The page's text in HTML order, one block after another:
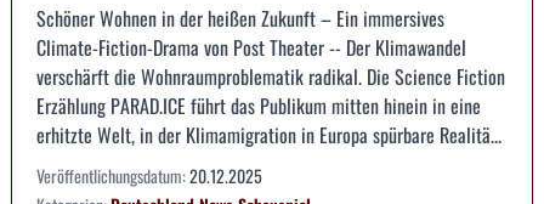
Schöner Wohnen in der heißen Zukunft – Ein immersives
Climate-Fiction-Drama von Post Theater -- Der Klimawandel
verschärft die Wohnraumproblematik radikal. Die Science Fiction
Erzählung PARAD.ICE führt das Publikum mitten hinein in eine
erhitzte Welt, in der Klimamigration in Europa spürbare Realitä...
Veröffentlichungsdatum:20.12.2025